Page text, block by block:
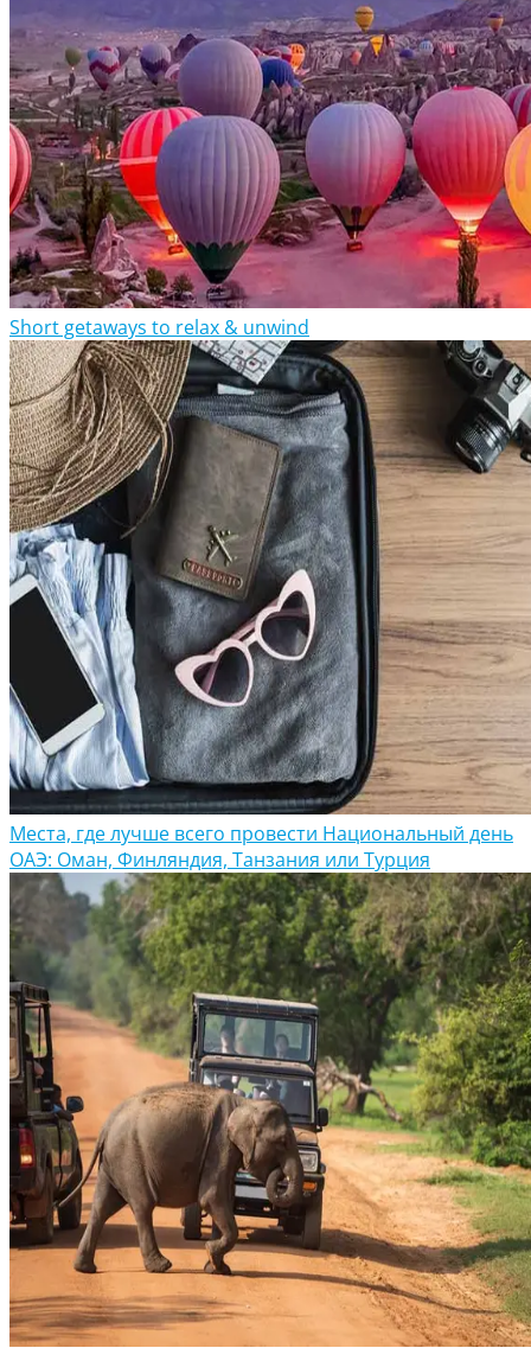
Short getaways to relax & unwind
Места, где лучше всего провести Национальный день
ОАЭ: Оман, Финляндия, Танзания или Турция